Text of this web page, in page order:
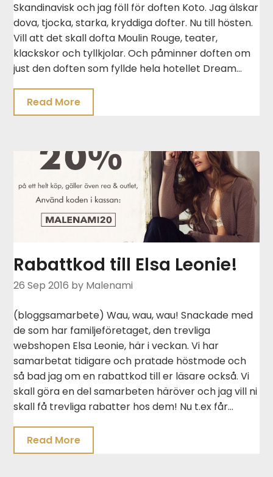
Skandinavisk och jag föll för doften Koto. Jag älskar
dova, tjocka, starka, kryddiga dofter. Nu till hösten.
Vill att det skall dofta Moulin Rouge, teater,
klackskor och tyllkjolar. Och påminner doften om
just den doften som fyllde hela hotellet Dream…
Read More
Rabattkod till Elsa Leonie!
26 Sep 2016 by Malenami
(bloggsamarbete) Wau, wau, wau! Snackade med
de som har familjeföretaget, den trevliga
webshopen Elsa Leonie, här i veckan. Vi har
samarbetat tidigare och pratade höstmode och
så bad jag om en rabattkod till er läsare också. Vi
skall göra en del samarbeten häröver och jag vill ni
skall få trevliga rabatter hos dem! Nu t.ex får…
Read More